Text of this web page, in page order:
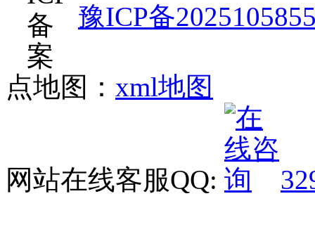
豫ICP备
点地图： xml地图
网站在线客服QQ: